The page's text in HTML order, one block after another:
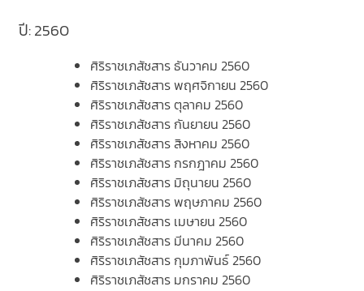
ปี: 2560
ศิริราชเภสัชสาร ธันวาคม 2560
ศิริราชเภสัชสาร พฤศจิกายน 2560
ศิริราชเภสัชสาร ตุลาคม 2560
ศิริราชเภสัชสาร กันยายน 2560
ศิริราชเภสัชสาร สิงหาคม 2560
ศิริราชเภสัชสาร กรกฎาคม 2560
ศิริราชเภสัชสาร มิถุนายน 2560
ศิริราชเภสัชสาร พฤษภาคม 2560
ศิริราชเภสัชสาร เมษายน 2560
ศิริราชเภสัชสาร มีนาคม 2560
ศิริราชเภสัชสาร กุมภาพันธ์ 2560
ศิริราชเภสัชสาร มกราคม 2560